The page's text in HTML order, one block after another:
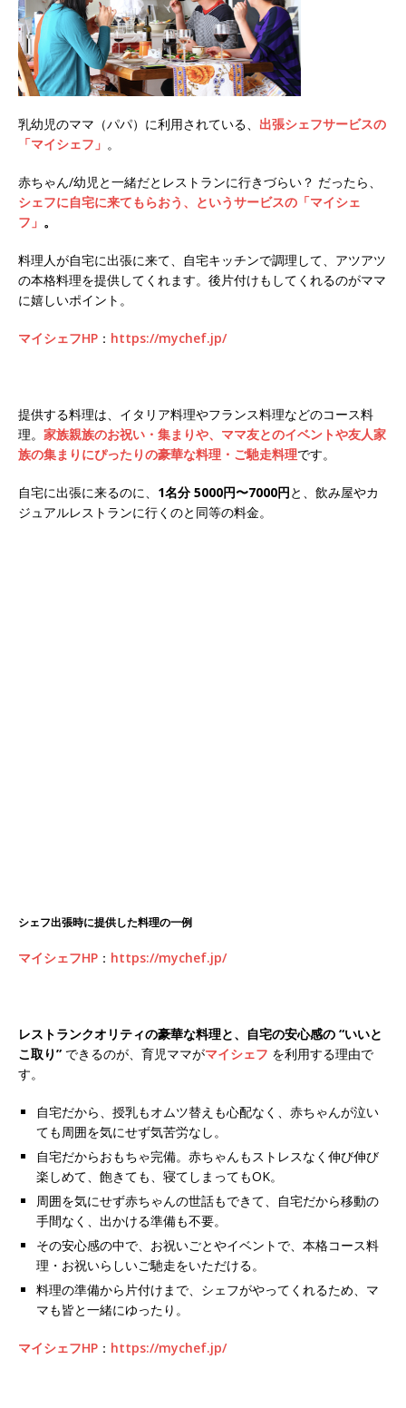
乳幼児のママ（パパ）に利用されている、 出張シェフサービスの
「マイシェフ」 。
赤ちゃん/幼児と一緒だとレストランに行きづらい？ だったら、
シェフに自宅に来てもらおう、というサービスの「マイシェ
フ」 。
料理人が自宅に出張に来て、自宅キッチンで調理して、アツアツ
の本格料理を提供してくれます。後片付けもしてくれるのがママ
に嬉しいポイント。
マイシェフHP ： https://mychef.jp/
提供する料理は、イタリア料理やフランス料理などのコース料
理。 家族親族のお祝い・集まりや、ママ友とのイベントや友人家
族の集まりにぴったりの豪華な料理・ご馳走料理です。
自宅に出張に来るのに、 1名分 5000円〜7000円と、飲み屋やカ
ジュアルレストランに行くのと同等の料金。
シェフ出張時に提供した料理の一例
マイシェフHP ： https://mychef.jp/
レストランクオリティの豪華な料理と、自宅の安心感の “いいと
こ取り” できるのが、育児ママがマイシェフ を利用する理由で
す。
自宅だから、授乳もオムツ替えも心配なく、赤ちゃんが泣い
ても周囲を気にせず気苦労なし。
自宅だからおもちゃ完備。赤ちゃんもストレスなく伸び伸び
楽しめて、飽きても、寝てしまってもOK。
周囲を気にせず赤ちゃんの世話もできて、自宅だから移動の
手間なく、出かける準備も不要。
その安心感の中で、お祝いごとやイベントで、本格コース料
理・お祝いらしいご馳走をいただける。
料理の準備から片付けまで、シェフがやってくれるため、マ
マも皆と一緒にゆったり。
マイシェフHP ： https://mychef.jp/